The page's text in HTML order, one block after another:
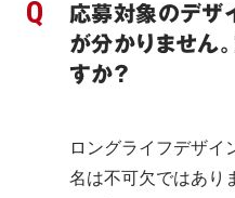
応募対象のデザ
が分かりません
すか？
ロングライフデザイ
名は不可欠ではあり